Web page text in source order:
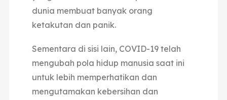
dunia membuat banyak orang
ketakutan dan panik.
Sementara di sisi lain, COVID-19 telah
mengubah pola hidup manusia saat ini
untuk lebih memperhatikan dan
mengutamakan kebersihan dan